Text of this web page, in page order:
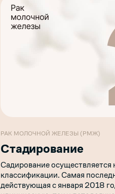
РАК МОЛОЧНОЙ ЖЕЛЕЗЫ (РМЖ)
Стадирование
Садирование осуществляется
классификации. Самая
действующая с января 2018